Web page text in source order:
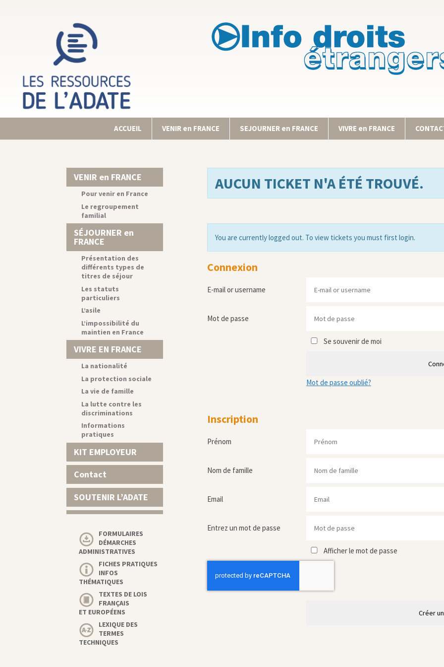
ACCUEIL VENIR en FRANCE SEJOURNER en FRANCE VIVRE en FRANCE
AUCUN TICKET N'A ÉTÉ TROUVÉ.
You are currently logged out. To view tickets you must first login.
Connexion
E-mail or username
Mot de passe
Se souvenir de moi
Mot de passe oublié?
Inscription
Prénom
Nom de famille
Email
Entrez un mot de passe
Afficher le mot de passe
Créer
VENIR en FRANCE
Pour venir en France
Le regroupement
familial
SÉJOURNER en
FRANCE
Présentation des
différents types de
titres de séjour
Les statuts
particuliers
L’asile
L’impossibilité du
maintien en France
VIVRE EN FRANCE
La nationalité
La protection sociale
La vie de famille
La lutte contre les
discriminations
Informations
pratiques
KIT EMPLOYEUR
Contact
SOUTENIR L’ADATE
FORMULAIRES
DÉMARCHES
ADMINISTRATIVES
FICHES PRATIQUES
INFOS
THÉMATIQUES
TEXTES DE LOIS
FRANÇAIS
ET EUROPÉENS
LEXIQUE DES
TERMES
TECHNIQUES